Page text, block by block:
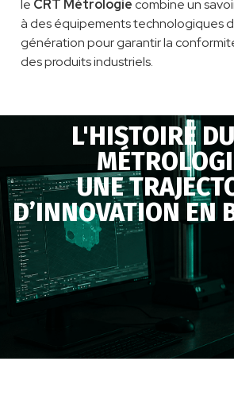
le CRT Métrologie combine un
à des équipements technologiques
génération pour garantir la
des produits industriels.
L'HISTOIRE
UNE
D’INNOVATION EN